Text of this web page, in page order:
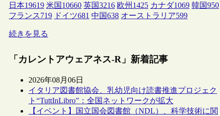
日本19619 米国 10660 英国3216 欧州 1425 カナダ1069 韓国950
フランス719 ドイツ681 中国638 オーストラリア599
続きを見る
「カレントアウェアネス-R」新着記事
2026年08月06日
イタリア図書館協会、乳幼児向け読書推進プロジェク
ト“TuttInLibro”：全国ネットワークが拡大
【イベント】国立国会図書館（NDL）、科学技術に関